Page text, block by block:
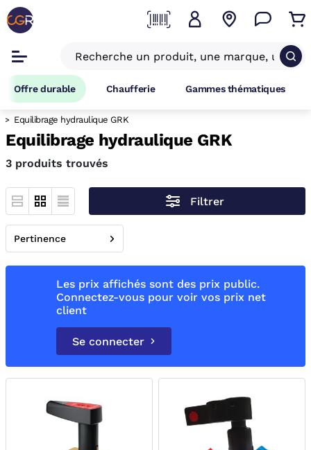
Offre durable Chaufferie Gammes thématiques
Equilibrage hydraulique GRK
Equilibrage hydraulique GRK
3 produits trouvés
Filtrer
Pertinence
Les prix affichés sont des prix public.
Connectez-vous pour voir vos prix net
client
Se connecter